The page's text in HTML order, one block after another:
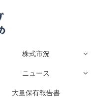
株式市況
ニュース
大量保有報告書